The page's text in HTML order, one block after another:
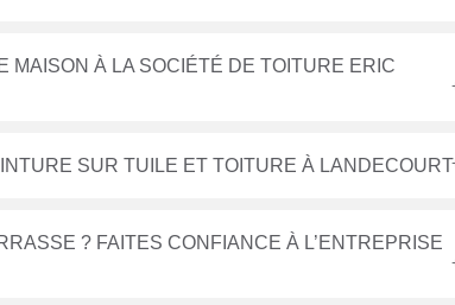
À LA SOCIÉTÉ DE TOITURE ERIC
SUR TUILE ET TOITURE À LANDECOURT
? FAITES CONFIANCE À L’ENTREPRISE